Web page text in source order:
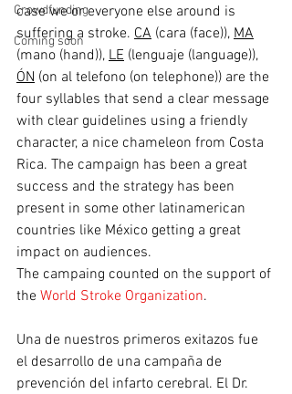
Crowdfunding
Coming soon
case we or everyone else around is
suffering a stroke. CA (cara (face)), MA
(mano (hand)), LE (lenguaje (language)),
ÓN (on al telefono (on telephone)) are the
four syllables that send a clear message
with clear guidelines using a friendly
character, a nice chameleon from Costa
Rica. The campaign has been a great
success and the strategy has been
present in some other latinamerican
countries like México getting a great
impact on audiences.
The campaing counted on the support of
the World Stroke Organization.
Una de nuestros primeros exitazos fue
el desarrollo de una campaña de
prevención del infarto cerebral. El Dr.